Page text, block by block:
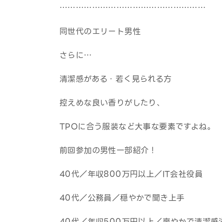
………………………………………………
同世代のエリート男性
さらに…
清潔感がある・若く見られる方
控えめな良い香りがしたり、
TPOに合う服装など大事な要素ですよね。
前回参加の男性一部紹介！
40代／年収800万円以上／IT会社役員
40代／公務員／穏やかで聞き上手